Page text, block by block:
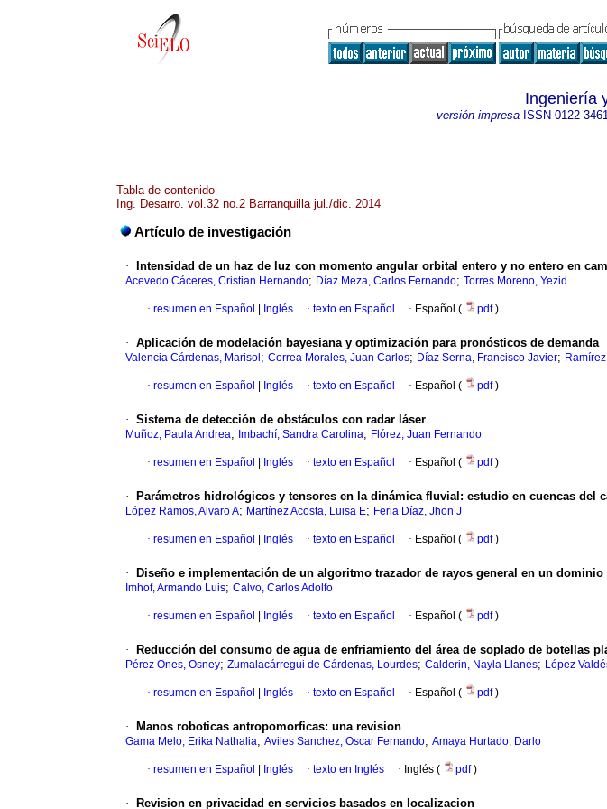
Ingeniería
versión impresaISSN 0122-
Tabla de contenido
Ing. Desarro. vol.32 no.2 Barranquilla jul./dic. 2014
Artículo de investigación
· Intensidad de un haz de luz con momento angular orbital entero y no entero en
Acevedo Cáceres, Cristian Hernando; Díaz Meza, Carlos Fernando; Torres Moreno, Yezid
· resumen en Español Inglés · texto en Español · Español ( pdf)
· Aplicación de modelación bayesiana y optimización para pronósticos de demanda
Valencia Cárdenas, Marisol ; Correa Morales, Juan Carlos; Díaz Serna, Francisco Javier;
· resumen en Español Inglés · texto en Español · Español ( pdf)
· Sistema de detección de obstáculos con radar láser
Muñoz, Paula Andrea; Imbachí, Sandra Carolina; Flórez, Juan Fernando
· resumen en Español Inglés · texto en Español · Español ( pdf)
· Parámetros hidrológicos y tensores en la dinámica fluvial : estudio en cuencas del
López Ramos, Alvaro A; Martínez Acosta, Luisa E; Feria Díaz, Jhon J
· resumen en Español Inglés · texto en Español · Español ( pdf)
· Diseño e implementación de un algoritmo trazador de rayos general en un
Imhof, Armando Luis; Calvo, Carlos Adolfo
· resumen en Español Inglés · texto en Español · Español ( pdf)
· Reducción del consumo de agua de enfriamiento del área de soplado de botellas
Pérez Ones, Osney; Zumalacárregui de Cárdenas, Lourdes; Calderin, Nayla Llanes; López
· resumen en Español Inglés · texto en Español · Español ( pdf)
· Manos roboticas antropomorficas: una revision
Gama Melo, Erika Nathalia; Aviles Sanchez, Oscar Fernando; Amaya Hurtado, Darlo
· resumen en Español Inglés · texto en Inglés · Inglés ( pdf)
· Revision en privacidad en servicios basados en localizacion